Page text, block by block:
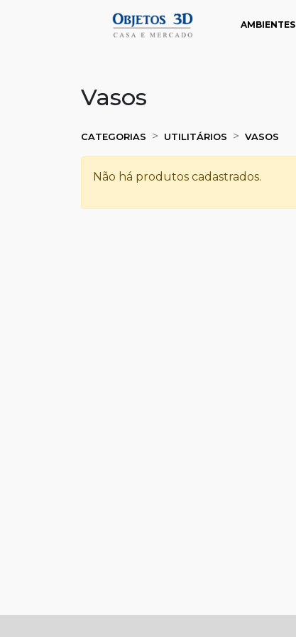
AMBIENTES
Vasos
CATEGORIAS UTILITÁRIOS VASOS
Não há produtos cadastrados.